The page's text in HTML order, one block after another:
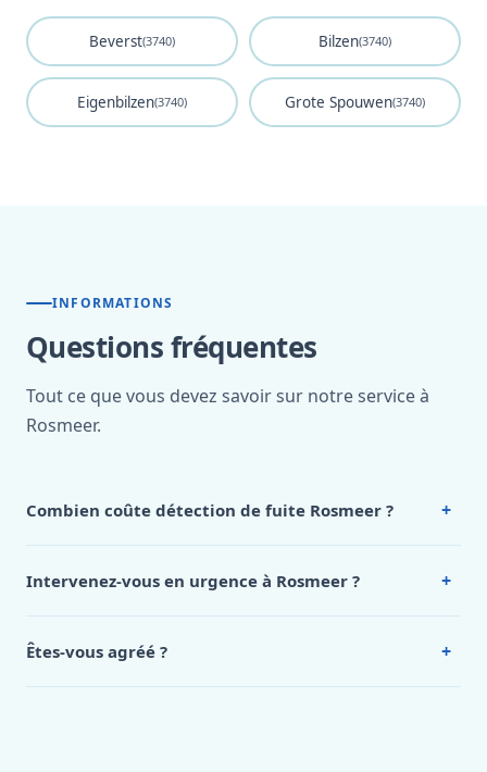
Beverst(3740) Bilzen(3740)
Eigenbilzen(3740) Grote Spouwen(3740)
INFORMATIONS
Questions fréquentes
Tout ce que vous devez savoir sur notre service à
Rosmeer.
Combien coûte détection de fuite Rosmeer ? +
Rosmeer, appelez le 0472 53 24 26.
Intervenez-vous en urgence à Rosmeer ? +
Êtes-vous agréé ? +